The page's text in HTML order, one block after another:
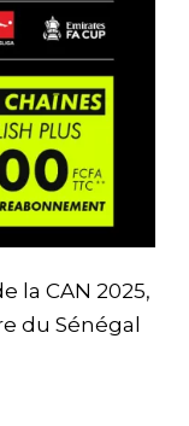
la CAN 2025,
du Sénégal